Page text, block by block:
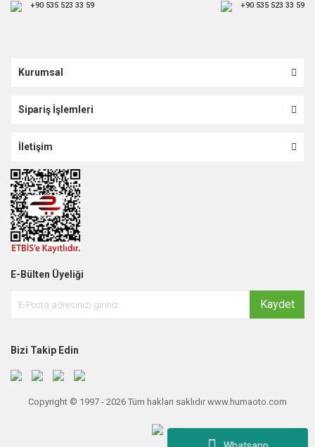
+90 535 523 33 59 +90 535 523 33 59
Kurumsal
Sipariş İşlemleri
İletişim
E-Bülten Üyeliği
Kaydet
Bizi Takip Edin
Copyright © 1997 - 2026 Tüm hakları saklıdır www.humaoto.com